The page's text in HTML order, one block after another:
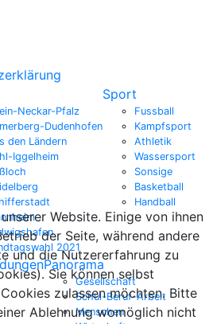
Neckar-Pfalz
Dudenhofen
den Ländern
Iggelheim
2021
Sport
Fussball
Kampfsport
Athletik
Wassersport
Sonsige
Basketball
Handball
Panorama
Gesellschaft
Schul-Beruf-Arbeit
Menschen
Website. Einige von ihnen
der Seite, während andere
und die Nutzererfahrung zu
Sie können selbst
zulassen möchten. Bitte
Ablehnung womöglich nicht